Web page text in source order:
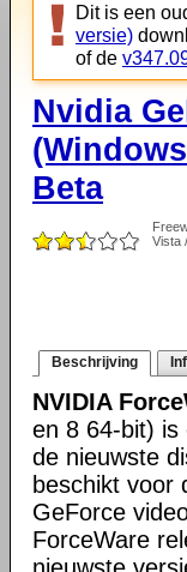
Dit is een
versie)
of de
Nvidia
Beta
Vista
Beschrijving
NVIDIA
en 8 64-bit) is
de nieuwste
beschikt voor
GeForce
ForceWare